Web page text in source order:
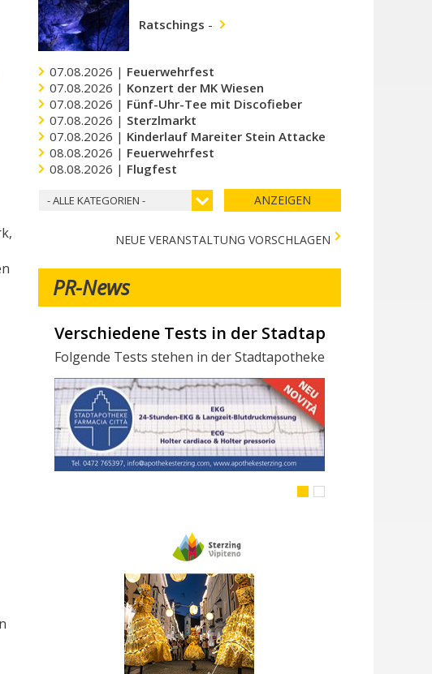
Ratschings -
07.08.2026 | Feuerwehrfest
07.08.2026 | Konzert der MK Wiesen
07.08.2026 | Fünf-Uhr-Tee mit Discofieber
07.08.2026 | Sterzlmarkt
07.08.2026 | Kinderlauf Mareiter Stein Attacke
08.08.2026 | Feuerwehrfest
08.08.2026 | Flugfest
- ALLE KATEGORIEN - ANZEIGEN
NEUE VERANSTALTUNG VORSCHLAGEN
PR-News
Verschiedene Tests in der Stadtapotheke -
Folgende Tests stehen in der Stadtapotheke zur Verfügung: